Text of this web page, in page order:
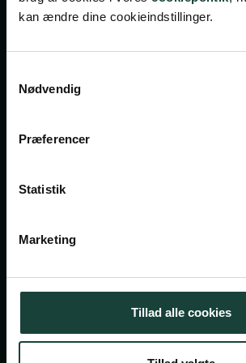
kan ændre dine cookieindstillinger.
Nødvendig
Præferencer
Statistik
Marketing
Tillad alle cookies
Privatlivsbetingelser
Facebook
Instagram
Askov Højskole
info@askov-hojskole.dk
CVR: 38117416